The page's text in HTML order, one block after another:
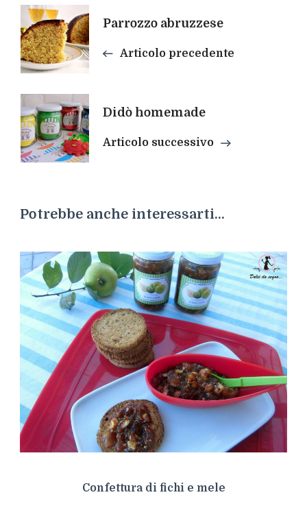
Navigazione
articoli
Parrozzo abruzzese
Articolo precedente
Didò homemade
Articolo successivo
Potrebbe anche interessarti...
Confettura di fichi e mele